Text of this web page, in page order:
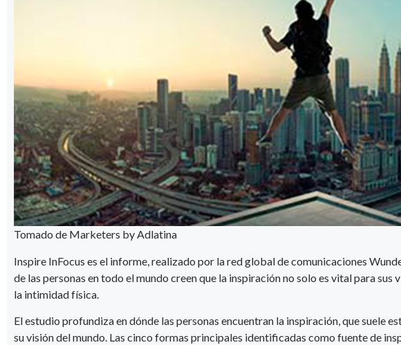
Tomado de Marketers by Adlatina
Inspire InFocus es el informe, realizado por la red global de comunicaciones
de las personas en todo el mundo creen que la inspiración no solo es vital para sus
la intimidad física.
El estudio profundiza en dónde las personas encuentran la inspiración, que suele
su visión del mundo. Las cinco formas principales identificadas como fuente de